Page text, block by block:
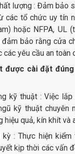
lượng : Đảm bảo
các tổ chức uy tín
hoặc NFPA, UL
bảo rằng cửa
yêu cầu an toàn
được cài đặt
kỹ thuật : Việc
kỹ thuật chuyên
hiệu quả, kín khít và
kỳ : Thực hiện
kịp thời các vấn